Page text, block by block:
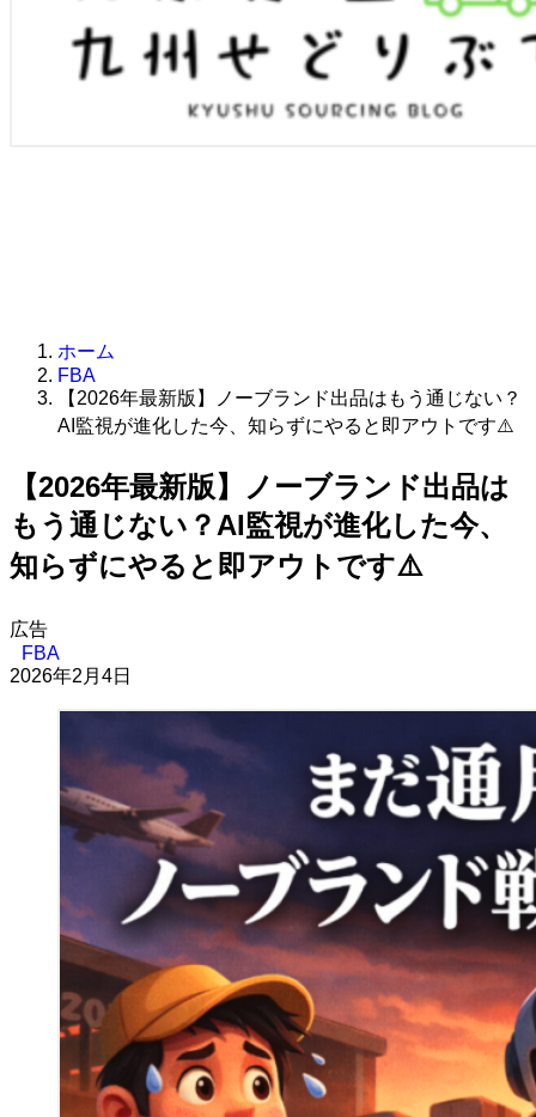
ホーム
FBA
【2026年最新版】ノーブランド出品はもう通じない？
AI監視が進化した今、知らずにやると即アウトです⚠️
【2026年最新版】ノーブランド出品は
もう通じない？AI監視が進化した今、
知らずにやると即アウトです⚠️
広告
FBA
2026年2月4日